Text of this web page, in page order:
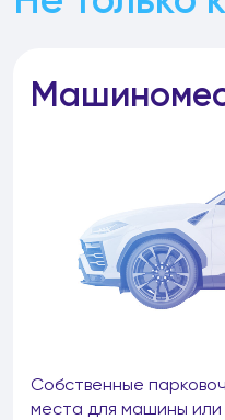
Собственные
места для машины или